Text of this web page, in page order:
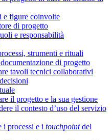
e figure coinvolte
di progetto
e responsabilità
strumenti e rituali
di progetto
tavoli tecnici collaborativi
il progetto e la sua gestione
il contesto d’uso del servizio
i processi e i touchpointdel